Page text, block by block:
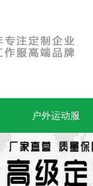
户外运动服